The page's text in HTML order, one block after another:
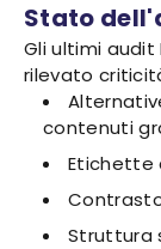
Stato
Gli ultimi audit
rilevato
contenuti
Etichette
Struttura